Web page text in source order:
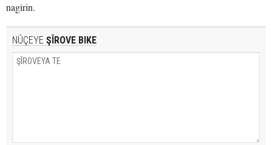
nagirin.
NÛÇEYE ŞÎROVE BIKE